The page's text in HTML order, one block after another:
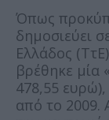
Όπως
δημοσιεύει
Ελλάδος
βρέθηκε μία
478,55
από το 2009.